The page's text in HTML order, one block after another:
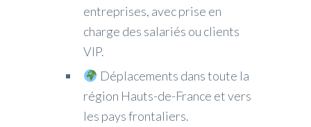
entreprises, avec prise en
charge des salariés ou clients
VIP.
Déplacements dans toute la
région Hauts-de-France et vers
les pays frontaliers.